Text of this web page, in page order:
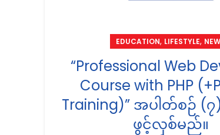
EDUCATION, LIFESTYLE,
“Professional Web
Course with PHP
Training)” အပါတ်စဉ် (
ဖွင့်လှစ်မည်။